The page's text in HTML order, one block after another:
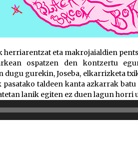
eta makrojaialdien
ospatzen den kontzertu
gurekin, Joseba, elkarrizketa
pasatako taldeen kanta azkarrak
lanik egiten ez duen lagun horri